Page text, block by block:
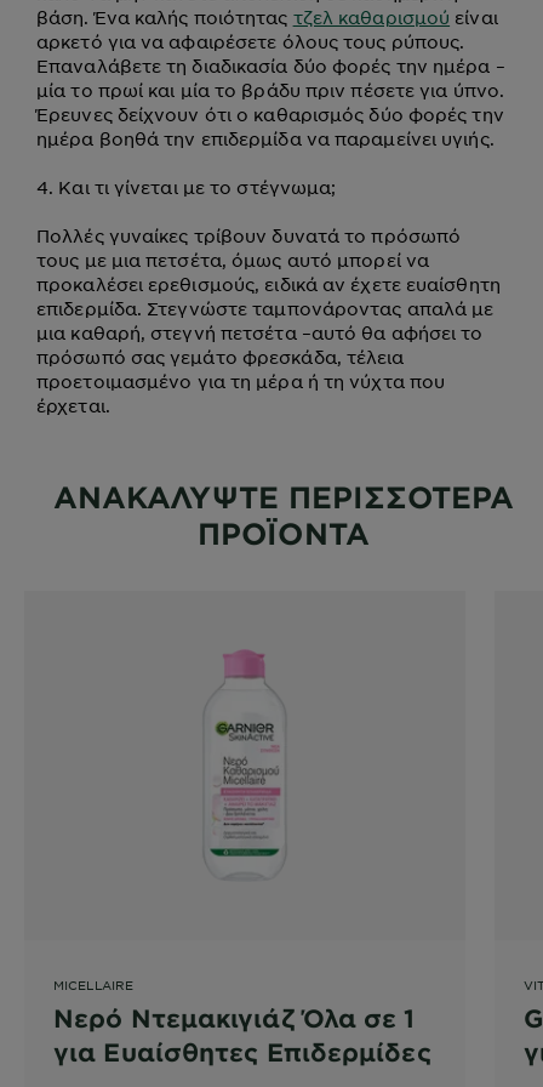
βάση. Ένα καλής ποιότητας τζελ καθαρισμού είναι
αρκετό για να αφαιρέσετε όλους τους ρύπους.
Επαναλάβετε τη διαδικασία δύο φορές την ημέρα –
μία το πρωί και μία το βράδυ πριν πέσετε για ύπνο.
Έρευνες δείχνουν ότι ο καθαρισμός δύο φορές την
ημέρα βοηθά την επιδερμίδα να παραμείνει υγιής.
4. Και τι γίνεται με το στέγνωμα;
Πολλές γυναίκες τρίβουν δυνατά το πρόσωπό
τους με μια πετσέτα, όμως αυτό μπορεί να
προκαλέσει ερεθισμούς, ειδικά αν έχετε ευαίσθητη
επιδερμίδα. Στεγνώστε ταμπονάροντας απαλά με
μια καθαρή, στεγνή πετσέτα –αυτό θα αφήσει το
πρόσωπό σας γεμάτο φρεσκάδα, τέλεια
προετοιμασμένο για τη μέρα ή τη νύχτα που
έρχεται.
ΑΝΑΚΑΛΥΨΤΕ ΠΕΡΙΣΣΟΤΕΡΑ
ΠΡΟΪΟΝΤΑ
MICELLAIRE
Νερό Ντεμακιγιάζ Όλα σε 1
για Ευαίσθητες Επιδερμίδες